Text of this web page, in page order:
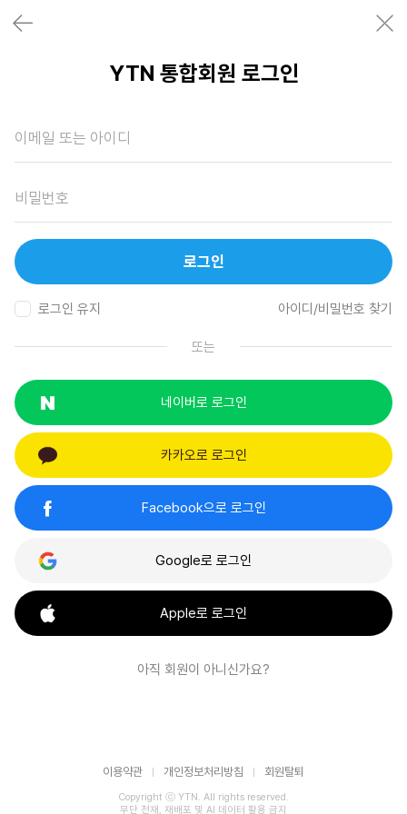
YTN 통합회원 로그인
로그인
로그인 유지 아이디/비밀번호 찾기
또는
네이버로 로그인
카카오로 로그인
Facebook으로 로그인
Google로 로그인
Apple로 로그인
아직 회원이 아니신가요?
이용약관 개인정보처리방침 회원탈퇴
Copyright ⓒ YTN. All rights reserved.
무단 전재, 재배포 및 AI 데이터 활용 금지